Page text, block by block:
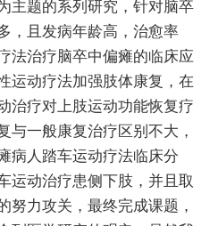
主题的系列研究，针对脑卒
，且发病年龄高，治愈率
法治疗脑卒中偏瘫的临床应
运动疗法加强肢体康复，在
治疗对上肢运动功能恢复疗
与一般康复治疗区别不大，
病人踏车运动疗法临床分
运动治疗患侧下肢，并且取
努力攻关，最终完成课题，